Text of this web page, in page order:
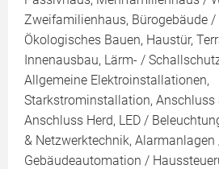
Zweifamilienhaus, Bürogebäude /
Ökologisches Bauen, Haustür,
Innenausbau, Lärm- /
Allgemeine Elektroinstallationen,
Starkstrominstallation, Anschluss
Anschluss Herd, LED /
& Netzwerktechnik,
Gebäudeautomation /